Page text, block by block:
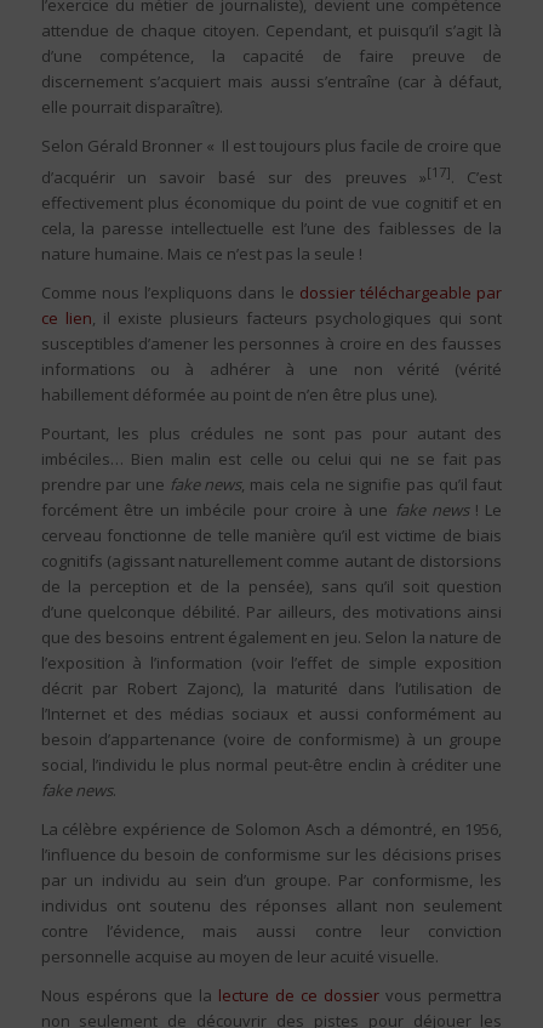
l’exercice du métier de journaliste), devient une compétence
attendue de chaque citoyen. Cependant, et puisqu’il s’agit là
d’une compétence, la capacité de faire preuve de
discernement s’acquiert mais aussi s’entraîne (car à défaut,
elle pourrait disparaître).
Selon Gérald Bronner « Il est toujours plus facile de croire que
d’acquérir un savoir basé sur des preuves »[17]. C’est
effectivement plus économique du point de vue cognitif et en
cela, la paresse intellectuelle est l’une des faiblesses de la
nature humaine. Mais ce n’est pas la seule !
Comme nous l’expliquons dans le dossier téléchargeable par
ce lien, il existe plusieurs facteurs psychologiques qui sont
susceptibles d’amener les personnes à croire en des fausses
informations ou à adhérer à une non vérité (vérité
habillement déformée au point de n’en être plus une).
Pourtant, les plus crédules ne sont pas pour autant des
imbéciles… Bien malin est celle ou celui qui ne se fait pas
prendre par une fake news, mais cela ne signifie pas qu’il faut
forcément être un imbécile pour croire à une fake news! Le
cerveau fonctionne de telle manière qu’il est victime de biais
cognitifs (agissant naturellement comme autant de distorsions
de la perception et de la pensée), sans qu’il soit question
d’une quelconque débilité. Par ailleurs, des motivations ainsi
que des besoins entrent également en jeu. Selon la nature de
l’exposition à l’information (voir l’effet de simple exposition
décrit par Robert Zajonc), la maturité dans l’utilisation de
l’Internet et des médias sociaux et aussi conformément au
besoin d’appartenance (voire de conformisme) à un groupe
social, l’individu le plus normal peut-être enclin à créditer une
fake news.
La célèbre expérience de Solomon Asch a démontré, en 1956,
l’influence du besoin de conformisme sur les décisions prises
par un individu au sein d’un groupe. Par conformisme, les
individus ont soutenu des réponses allant non seulement
contre l’évidence, mais aussi contre leur conviction
personnelle acquise au moyen de leur acuité visuelle.
Nous espérons que la lecture de ce dossier vous permettra
non seulement de découvrir des pistes pour déjouer les